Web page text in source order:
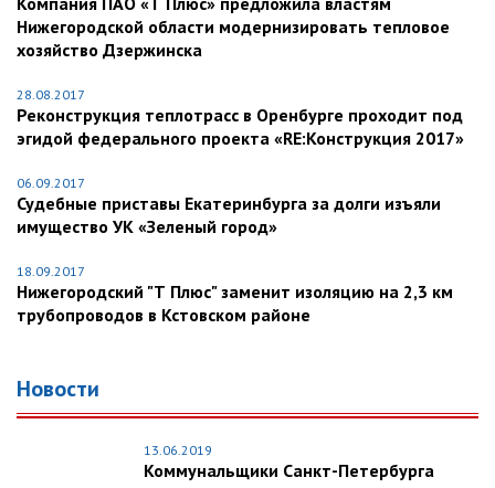
Нижегородской области модернизировать тепловое
хозяйство Дзержинска
28.08.2017
Реконструкция теплотрасс в Оренбурге проходит под
эгидой федерального проекта «RE:Конструкция 2017»
06.09.2017
Судебные приставы Екатеринбурга за долги изъяли
имущество УК «Зеленый город»
18.09.2017
Нижегородский "Т Плюс" заменит изоляцию на 2,3 км
трубопроводов в Кстовском районе
Новости
13.06.2019
Коммунальщики Санкт-Петербурга